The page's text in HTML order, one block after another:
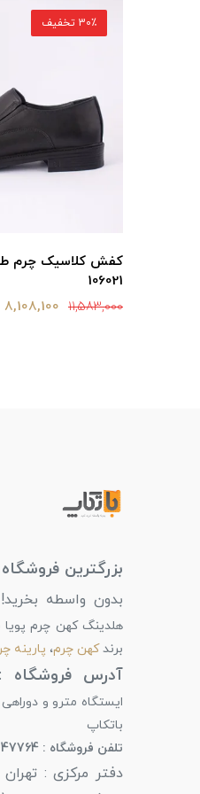
کفش کلاسیک چرم
106021
11,583,000 8,108,100 تومان
30٪ تخفیف
بزرگترین
بدون واسطه بخرید!
هلدینگ کهن چرم پویا
برندکهن چرم، پارینه
آدرس فروشگاه :
ایستگاه مترو و
باتکاپ
تلفن فروشگاه : 47764-021 داخلی 120
دفتر مرکزی :